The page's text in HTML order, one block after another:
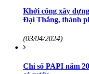
Khởi công xây
Đại Thắng, thành
(03/04/2024)
Chỉ số PAPI năm